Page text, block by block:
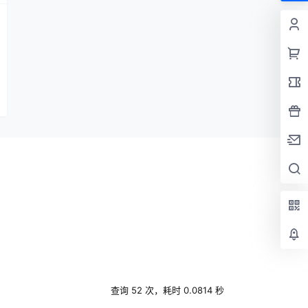
查询 52 次，耗时 0.0814 秒